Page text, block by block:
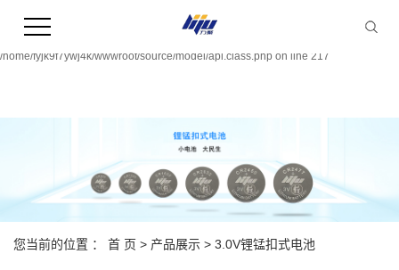
file_put_contents(/home/fyjk9f7ywj4k/wwwroot/source/cache/license_cache.php):
/home/fyjk9f7ywj4k/wwwroot/source/model/api.class.php on line 217
您当前的位置 ： 首 页 > 产品展示 > 3.0V锂锰扣式电池